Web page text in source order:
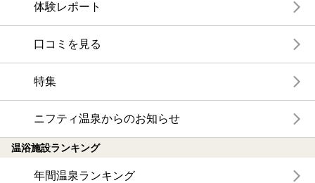
体験レポート
口コミを見る
特集
ニフティ温泉からのお知らせ
温浴施設ランキング
年間温泉ランキング